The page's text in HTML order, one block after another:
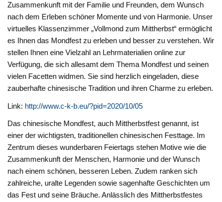
Zusammenkunft mit der Familie und Freunden, dem Wunsch
nach dem Erleben schöner Momente und von Harmonie. Unser
virtuelles Klassenzimmer „Vollmond zum Mittherbst“ ermöglicht
es Ihnen das Mondfest zu erleben und besser zu verstehen. Wir
stellen Ihnen eine Vielzahl an Lehrmaterialien online zur
Verfügung, die sich allesamt dem Thema Mondfest und seinen
vielen Facetten widmen. Sie sind herzlich eingeladen, diese
zauberhafte chinesische Tradition und ihren Charme zu erleben.
Link: http://www.c-k-b.eu/?pid=2020/10/05
Das chinesische Mondfest, auch Mittherbstfest genannt, ist
einer der wichtigsten, traditionellen chinesischen Festtage. Im
Zentrum dieses wunderbaren Feiertags stehen Motive wie die
Zusammenkunft der Menschen, Harmonie und der Wunsch
nach einem schönen, besseren Leben. Zudem ranken sich
zahlreiche, uralte Legenden sowie sagenhafte Geschichten um
das Fest und seine Bräuche. Anlässlich des Mittherbstfestes